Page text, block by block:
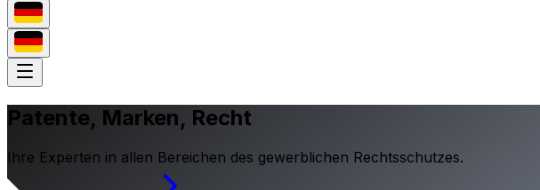
Patente, Marken, Recht
Ihre Experten in allen Bereichen des gewerblichen Rechtsschutzes.